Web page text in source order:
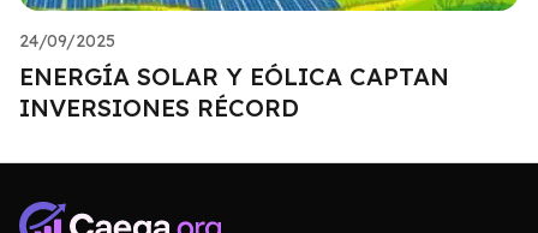
24/09/2025
ENERGÍA SOLAR Y EÓLICA CAPTAN
INVERSIONES RÉCORD